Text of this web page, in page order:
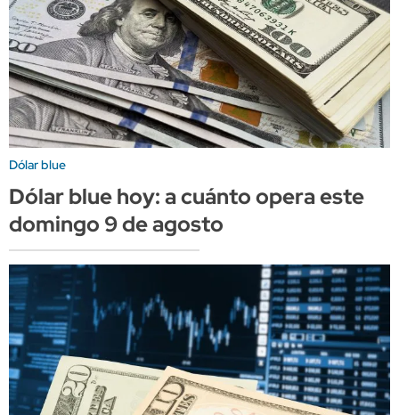
Dólar blue
Dólar blue hoy: a cuánto opera este
domingo 9 de agosto